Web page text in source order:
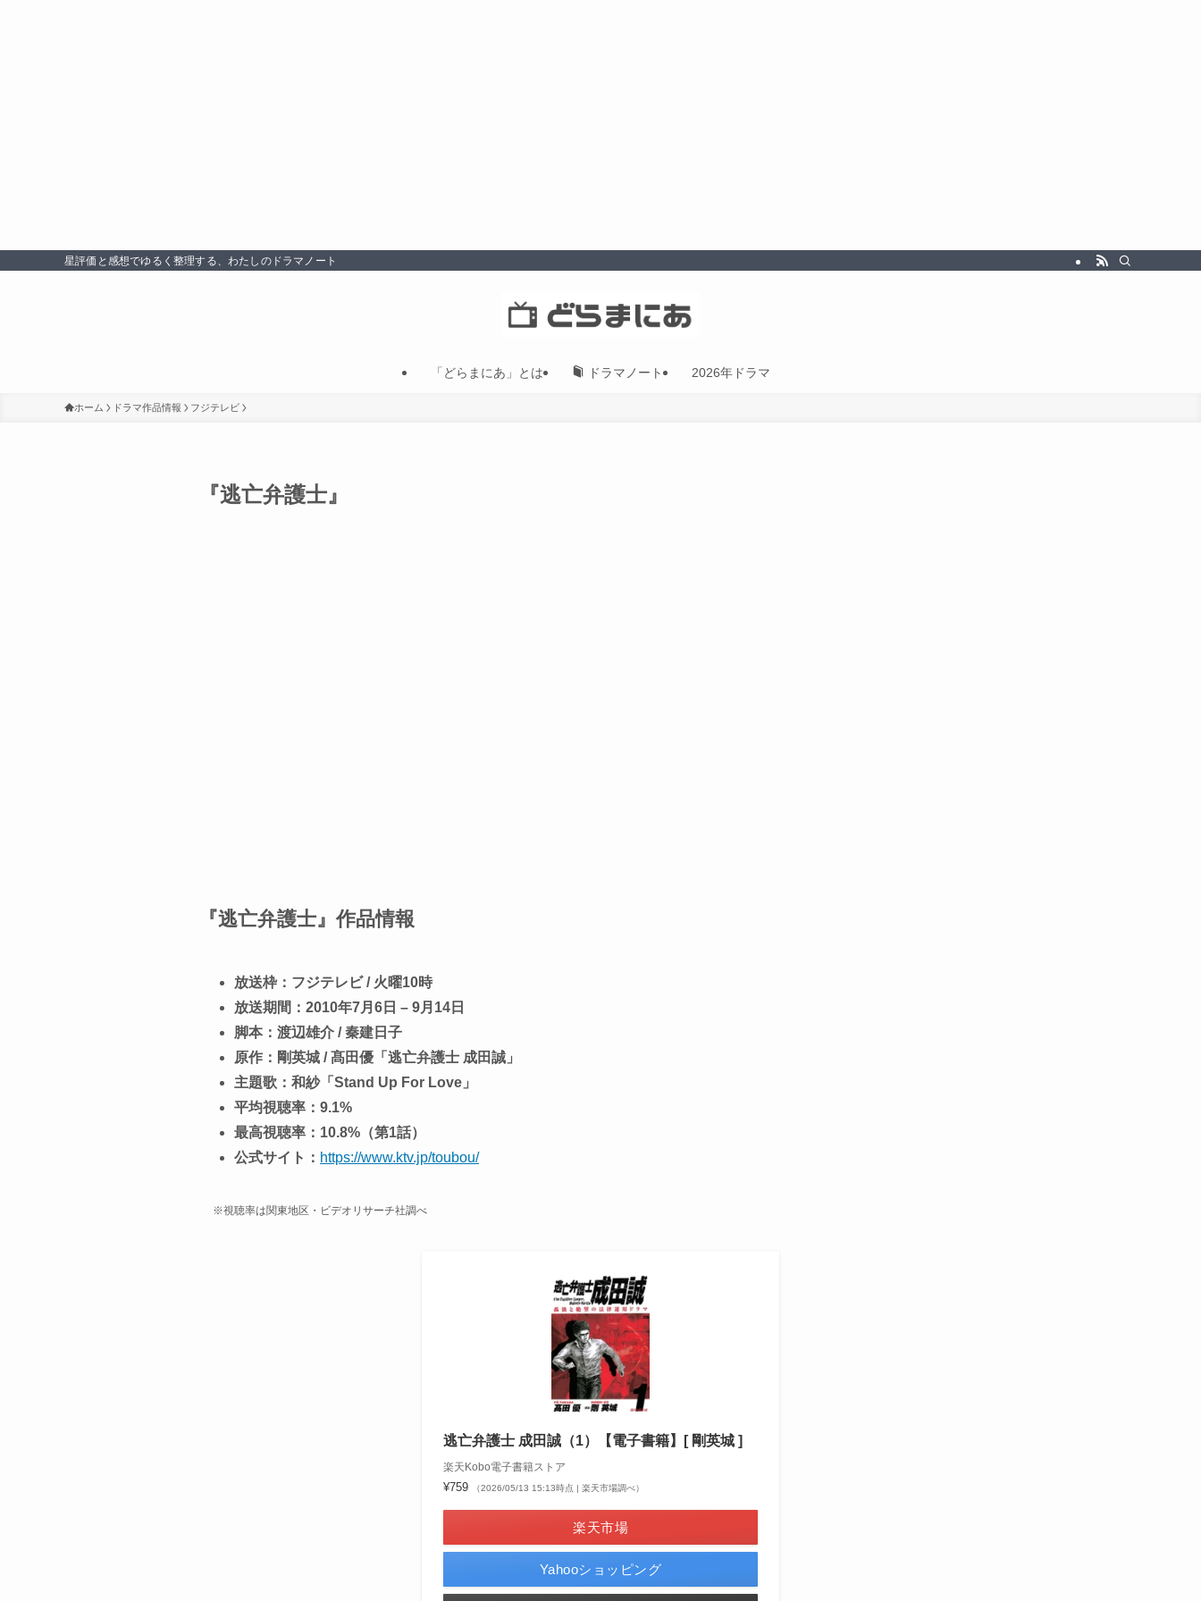
星評価と感想でゆるく整理する、わたしのドラマノート
「どらまにあ」とは ドラマノート 2026年ドラマ
ホーム ドラマ作品情報 フジテレビ
『逃亡弁護士』
『逃亡弁護士』作品情報
放送枠：フジテレビ / 火曜10時
放送期間：2010年7月6日 – 9月14日
脚本：渡辺雄介 / 秦建日子
原作：剛英城 / 髙田優「逃亡弁護士 成田誠」
主題歌：和紗「Stand Up For Love」
平均視聴率：9.1%
最高視聴率：10.8%（第1話）
公式サイト： https://www.ktv.jp/toubou/
※視聴率は関東地区・ビデオリサーチ社調べ
逃亡弁護士 成田誠（1）【電子書籍】[ 剛英城 ]
楽天Kobo電子書籍ストア
¥759 （2026/05/13 15:13時点 | 楽天市場調べ）
楽天市場
Yahooショッピング